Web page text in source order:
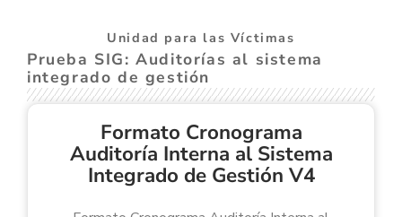
Unidad para las Víctimas
Prueba SIG: Auditorías al sistema
integrado de gestión
Formato Cronograma
Auditoría Interna al Sistema
Integrado de Gestión V4